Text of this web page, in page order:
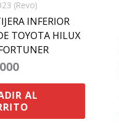
(Revo)
INFERIOR
TOYOTA HILUX
AL